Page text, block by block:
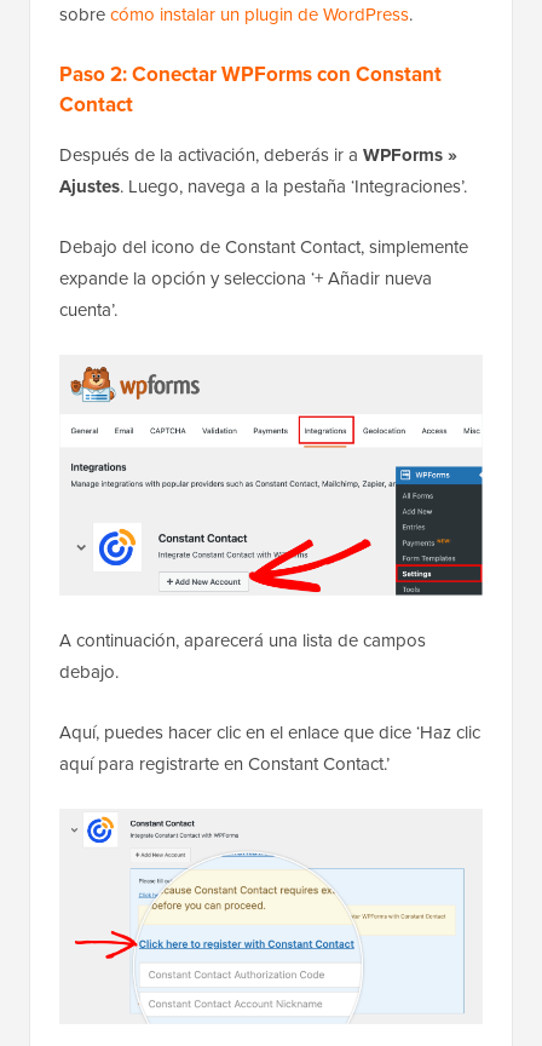
sobrecómo instalar un plugin de WordPress.
Paso 2: Conectar WPForms con Constant
Contact
Después de la activación, deberás ir a WPForms »
Ajustes. Luego, navega a la pestaña ‘Integraciones’.
Debajo del icono de Constant Contact, simplemente
expande la opción y selecciona ‘+ Añadir nueva
cuenta’.
A continuación, aparecerá una lista de campos
debajo.
Aquí, puedes hacer clic en el enlace que dice ‘Haz clic
aquí para registrarte en Constant Contact.’